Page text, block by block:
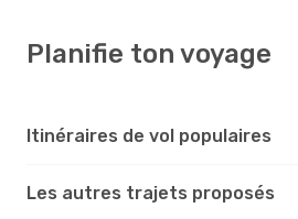
Planifie ton voyage
Itinéraires de vol populaires
Les autres trajets proposés